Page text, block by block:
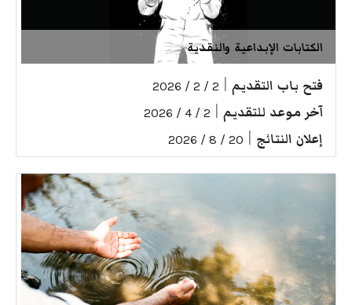
الكتابات الإبداعية والنقدية
فتح باب التقديم 2 / 2 / 2026
آخر موعد للتقديم 2 / 4 / 2026
إعلان النتائج 20 / 8 / 2026